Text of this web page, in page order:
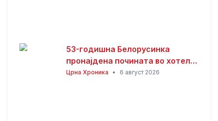
53-годишна Белорусинка
пронајдена почината во хотел
во Охрид
Црна Хроника • 6 август 2026